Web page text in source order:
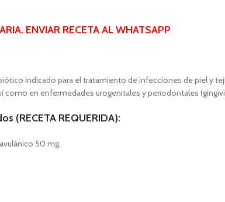
ENVIAR RECETA ALWHATSAPP
indicado para el tratamiento de infecciones de piel y
en enfermedades urogenitales y periodontales
(RECETA REQUERIDA):
50 mg.